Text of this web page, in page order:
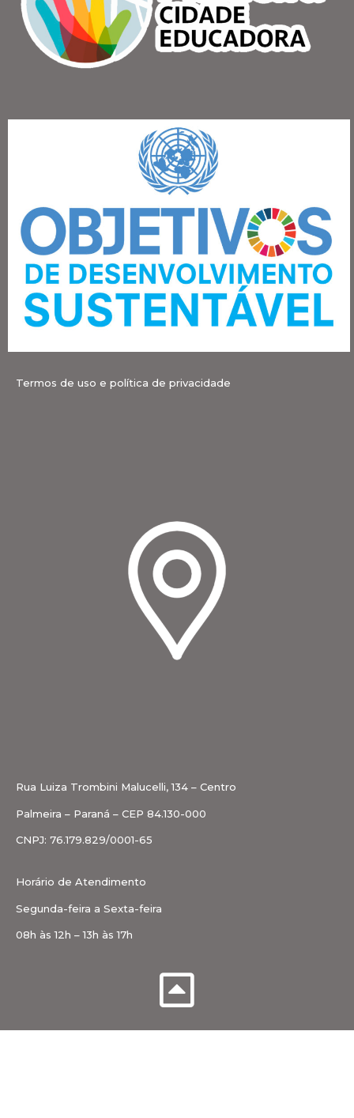
Termos de uso e política de privacidade
Rua Luiza Trombini Malucelli, 134 – Centro
Palmeira – Paraná – CEP 84.130-000
CNPJ: 76.179.829/0001-65
Horário de Atendimento
Segunda-feira a Sexta-feira
08h às 12h – 13h às 17h